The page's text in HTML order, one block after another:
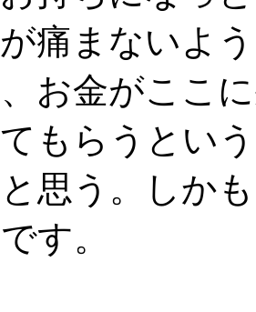
痛まないよ
お金がここ
もらうとい
思う。しか
す。